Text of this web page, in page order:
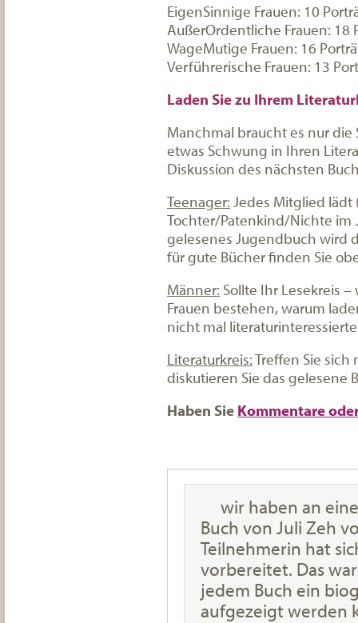
EigenSinnige Frauen: 10
AußerOrdentliche Frauen: 18
WageMutige Frauen: 16
Verführerische Frauen: 13
Laden Sie zu Ihrem
Manchmal braucht es nur
etwas Schwung in Ihren
Diskussion des nächsten
Teenager: Jedes Mitglied
Tochter/Patenkind/Nichte im
gelesenes Jugendbuch wird
für gute Bücher finden Sie
Männer: Sollte Ihr Lesekreis
Frauen bestehen, warum
nicht mal
Literaturkreis:Treffen Sie
diskutieren Sie das gelesene
Haben Sie Kommentare
wir haben an
Buch von Juli Zeh
Teilnehmerin hat
vorbereitet. Das
jedem Buch ein
aufgezeigt werden